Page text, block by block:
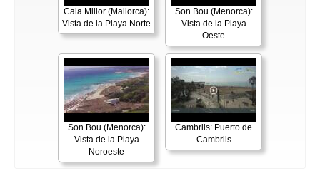
Cala Millor (Mallorca):
Vista de la Playa Norte
Son Bou (Menorca):
Vista de la Playa
Oeste
Son Bou (Menorca):
Vista de la Playa
Noroeste
Cambrils: Puerto de
Cambrils